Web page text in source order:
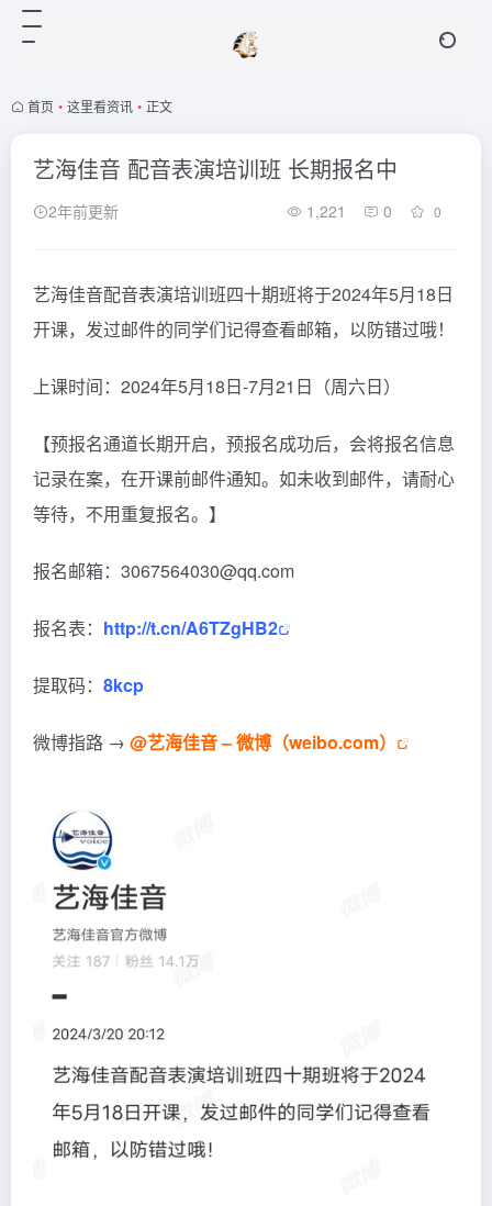
首页 • 这里看资讯 • 正文
艺海佳音 配音表演培训班 长期报名中
2年前更新 1,221 0 0
艺海佳音配音表演培训班四十期班将于2024年5月18日
开课，发过邮件的同学们记得查看邮箱，以防错过哦！
上课时间：2024年5月18日-7月21日（周六日）
【预报名通道长期开启，预报名成功后，会将报名信息
记录在案，在开课前邮件通知。如未收到邮件，请耐心
等待，不用重复报名。】
报名邮箱：3067564030@qq.com
报名表： http://t.cn/A6TZgHB2
提取码： 8kcp
微博指路 → @艺海佳音 – 微博（weibo.com）